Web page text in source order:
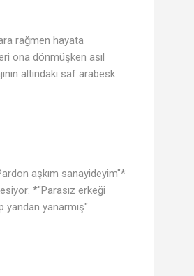
rağmen hayata
ona dönmüşken asıl
altındaki saf arabesk
aşkım sanayideyim"*
*"Parasız erkeği
yandan yanarmış"